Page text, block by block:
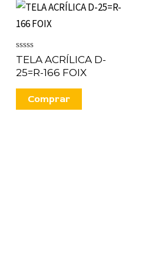
Valorado
en
0
5
TELA ACRÍLICA D-
25=R-166 FOIX
Comprar